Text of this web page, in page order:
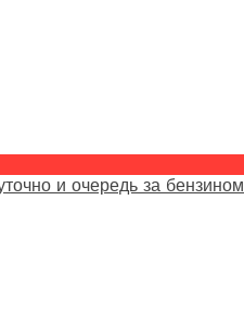
и очередь за бензином